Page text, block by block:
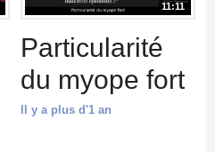
11:11
Particularité
du myope fort
Il y a plus d'1 an